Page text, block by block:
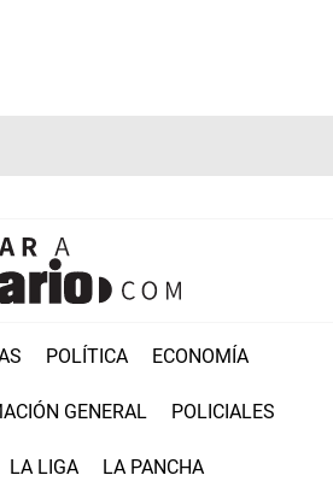
POLÍTICA ECONOMÍA
GENERAL POLICIALES
LA LIGA LA PANCHA